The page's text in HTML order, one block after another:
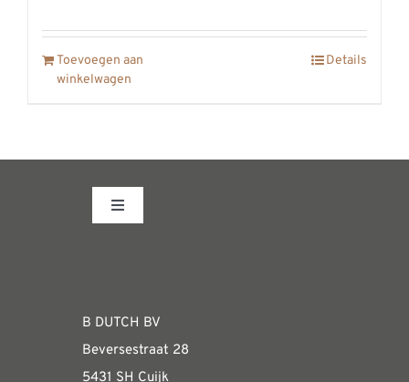
op
Toevoegen aan
winkelwagen
Details
Toggle
WEBSHOP
Algemene informatie &
B DUTCH BV
Beversestraat 28
5431 SH Cuijk